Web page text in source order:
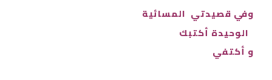
وفي قصيدتي المسائية
الوحيدة أكتبك
و أكتفي